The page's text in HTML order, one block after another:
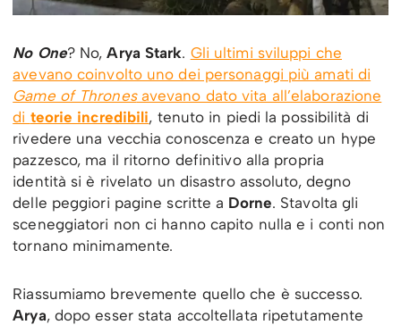
No One? No,Arya Stark. Gli ultimi sviluppi che
avevano coinvolto uno dei personaggi più amati di
Game of Thronesavevano dato vita all’elaborazione
di teorie incredibili, tenuto in piedi la possibilità di
rivedere una vecchia conoscenza e creato un hype
pazzesco, ma il ritorno definitivo alla propria
identità si è rivelato un disastro assoluto, degno
delle peggiori pagine scritte a Dorne. Stavolta gli
sceneggiatori non ci hanno capito nulla e i conti non
tornano minimamente.
Riassumiamo brevemente quello che è successo.
Arya, dopo esser stata accoltellata ripetutamente